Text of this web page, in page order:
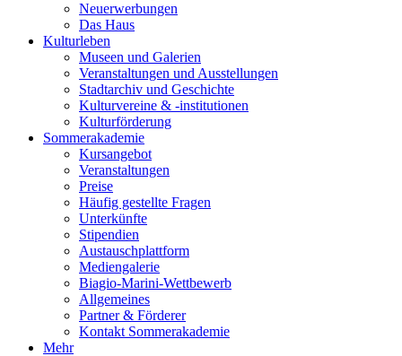
Neuerwerbungen
Das Haus
Kulturleben
Museen und Galerien
Veranstaltungen und Ausstellungen
Stadtarchiv und Geschichte
Kulturvereine & -institutionen
Kulturförderung
Sommerakademie
Kursangebot
Veranstaltungen
Preise
Häufig gestellte Fragen
Unterkünfte
Stipendien
Austauschplattform
Mediengalerie
Biagio-Marini-Wettbewerb
Allgemeines
Partner & Förderer
Kontakt Sommerakademie
Mehr